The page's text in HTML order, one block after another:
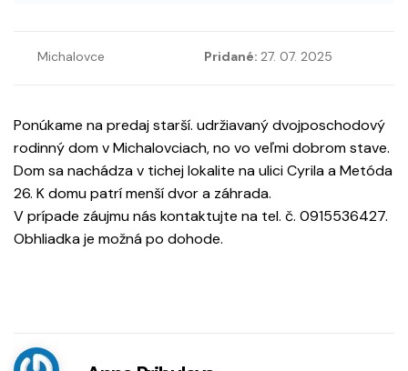
Michalovce Pridané: 27. 07. 2025
Ponúkame na predaj starší. udržiavaný dvojposchodový
rodinný dom v Michalovciach, no vo veľmi dobrom stave.
Dom sa nachádza v tichej lokalite na ulici Cyrila a Metóda
26. K domu patrí menší dvor a záhrada.
V prípade záujmu nás kontaktujte na tel. č. 0915536427.
Obhliadka je možná po dohode.